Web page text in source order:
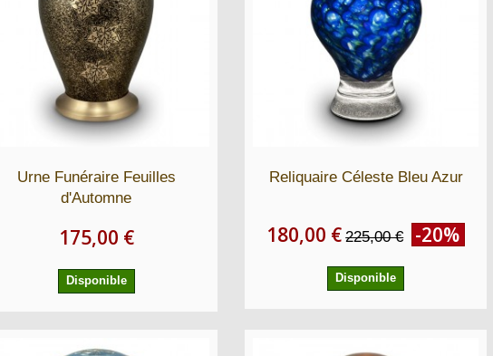
Urne Funéraire Feuilles
d'Automne
175,00 €
Disponible
Reliquaire Céleste Bleu Azur
180,00 € 225,00 € -20%
Disponible